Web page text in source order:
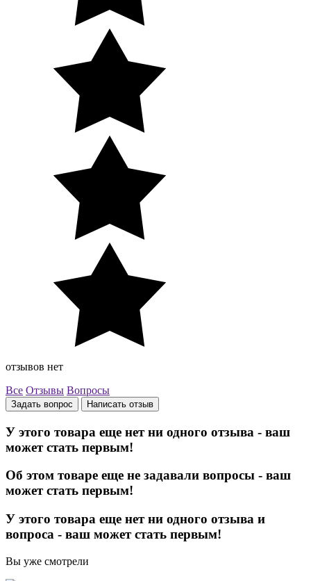
отзывов нет
Все Отзывы Вопросы
Задать вопрос Написать отзыв
У этого товара еще нет ни одного отзыва - ваш
может стать первым!
Об этом товаре еще не задавали вопросы - ваш
может стать первым!
У этого товара еще нет ни одного отзыва и
вопроса - ваш может стать первым!
Вы уже смотрели